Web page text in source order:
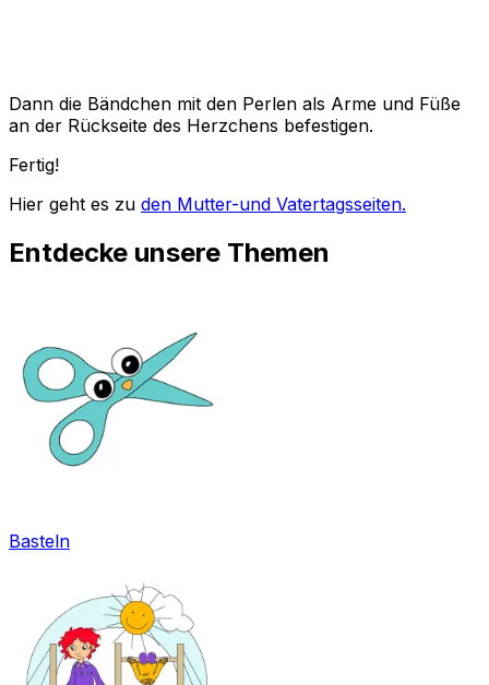
Dann die Bändchen mit den Perlen als Arme und Füße
an der Rückseite des Herzchens befestigen.
Fertig!
Hier geht es zu den Mutter-und Vatertagsseiten.
Entdecke unsere Themen
Basteln